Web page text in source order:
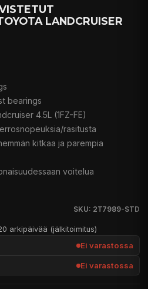
LANDCRUISER
bearings
4.5L (1FZ-FE)
rasitusta
kitkaa ja parempia
voitelua
SKU: 2T7989-STD
arkipäivää (jälkitoimitus)
Ei varastossa
Ei varastossa